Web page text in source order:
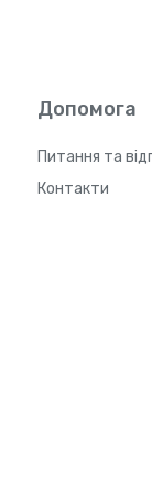
Допомога
Питання та
Контакти